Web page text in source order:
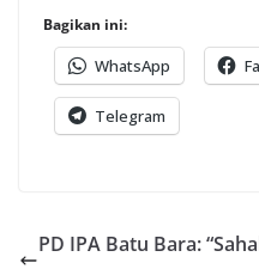
Bagikan ini:
WhatsApp
Telegram
PD IPA Batu Bara: